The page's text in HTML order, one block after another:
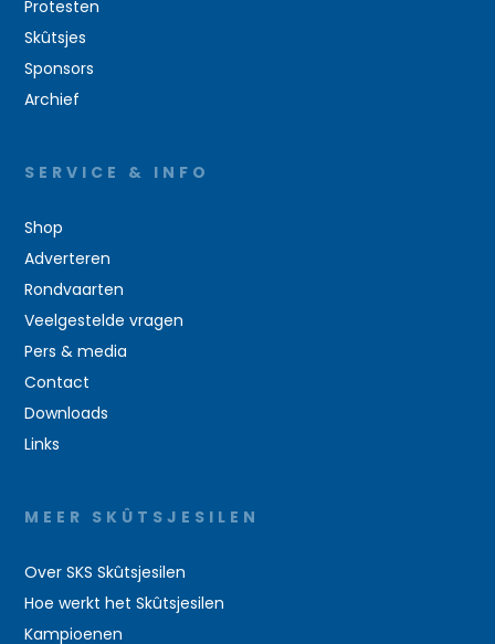
Protesten
Skûtsjes
Sponsors
Archief
SERVICE & INFO
Shop
Adverteren
Rondvaarten
Veelgestelde vragen
Pers & media
Contact
Downloads
Links
MEER SKÛTSJESILEN
Over SKS Skûtsjesilen
Hoe werkt het Skûtsjesilen
Kampioenen